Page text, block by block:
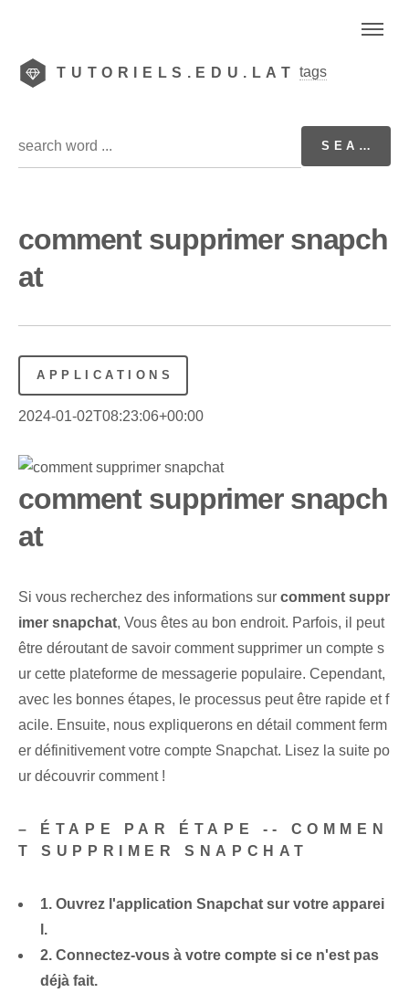
TUTORIELS.EDU.LAT tags
comment supprimer snapch
at
APPLICATIONS
2024-01-02T08:23:06+00:00
comment supprimer snapch
at
Si vous recherchez des informations sur comment suppr
imer snapchat, Vous êtes au bon endroit. Parfois, il peut
être déroutant de savoir comment supprimer un compte s
ur cette plateforme de messagerie populaire. Cependant,
avec les bonnes étapes, le processus peut être rapide et f
acile. Ensuite, nous expliquerons en détail comment ferm
er définitivement votre compte Snapchat. Lisez la suite po
ur découvrir comment !
– ÉTAPE PAR ÉTAPE -- COMMEN
T SUPPRIMER SNAPCHAT
1. Ouvrez l'application Snapchat sur votre apparei
l.
2. Connectez-vous à votre compte si ce n'est pas
déjà fait.